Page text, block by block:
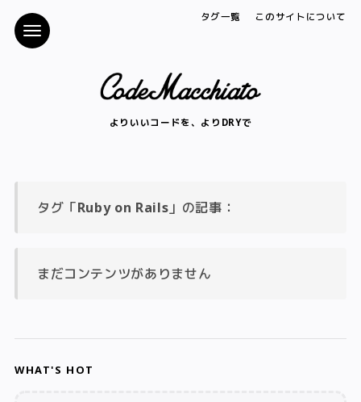
タグ一覧 このサイトについて
よりいいコードを、よりDRYで
タグ「Ruby on Rails 」の記事：
まだコンテンツがありません
WHAT'S HOT